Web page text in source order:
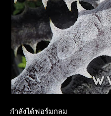
กำลังได้ฟอร์มกลม